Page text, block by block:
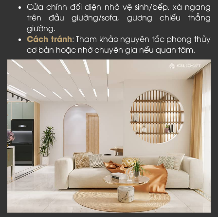
Cửa chính đối diện nhà vệ sinh/bếp, xà ngang
trên đầu giường/sofa, gương chiếu thẳng
giường.
Cách tránh: Tham khảo nguyên tắc phong thủy
cơ bản hoặc nhờ chuyên gia nếu quan tâm.